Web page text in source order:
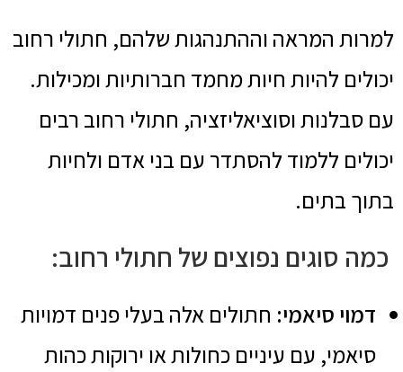
למרות המראה וההתנהגות שלהם, חתולי רחוב
יכולים להיות חיות מחמד חברותיות ומכילות.
עם סבלנות וסוציאליזציה, חתולי רחוב רבים
יכולים ללמוד להסתדר עם בני אדם ולחיות
בתוך בתים.
כמה סוגים נפוצים של חתולי רחוב:
דמוי סיאמי: חתולים אלה בעלי פנים דמויות
סיאמי, עם עיניים כחולות או ירוקות כהות